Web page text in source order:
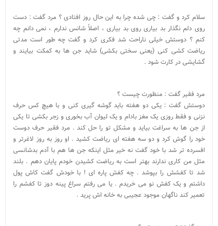
سلام کرد و گفت : چی شده چرا به این حال روز افتادی ؟ مرد گفت : دست
روی دلم نگذار بد بیاری روی بد بیاری ، اصلاً شانس ندارم ، نمی دانم چه
کنم ؟ دوستش خیلی ناراحت شد فکری کرد و گفت چه طور است مدتی
ریاضت کشی کنی (یعنی سختی بکشی) شاید جن ها به کمکت بیایند و
گشایشی در کارت شود .
مرد فقیر گفت : منظورت چیست ؟
دوستش گفت : یکی دو هفته باید گوشه گیری کنی و با هیچ کس حرف
نزنی و فقط روزی یک مغز بادام و یک لیوان آب بخوری و زجر بکشی تا یکی
از جن ها به سراغت بیاید و مشکل تو را حل کند . مرد فقیر حرف دوست
خود را گوش کرد و دو سه هفته ای ریاضت کشید . او روز به روز لاغرتر و
افسرده تر شد با خود گفت نه خیر مثل اینکه جن ها هم با آدم بدشانسی
مثل من کاری ندارند بهتر است به ریاضت کشیدن خودم پایان دهم . بلند
شد تا کفشش را بپوشد . چه کفش پاره ای ! با خودش گفت کاش پول
داشتم و یک کفش نو می خریدم . یا می رفتم سراغ پینه دوز تا کفشم را
تعمیر کند ناگهان موجود عجیبی به خانه اش پرید .